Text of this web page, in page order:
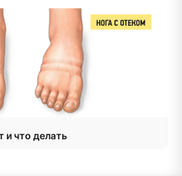
и что делать